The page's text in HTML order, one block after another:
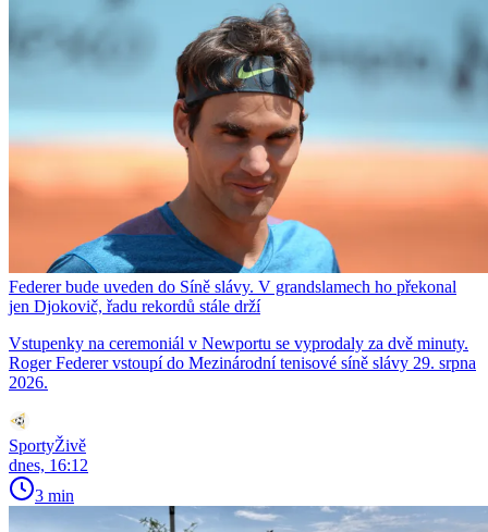
Federer bude uveden do Síně slávy. V grandslamech ho překonal
jen Djokovič, řadu rekordů stále drží
Vstupenky na ceremoniál v Newportu se vyprodaly za dvě minuty.
Roger Federer vstoupí do Mezinárodní tenisové síně slávy 29. srpna
2026.
SportyŽivě
dnes, 16:12
3 min